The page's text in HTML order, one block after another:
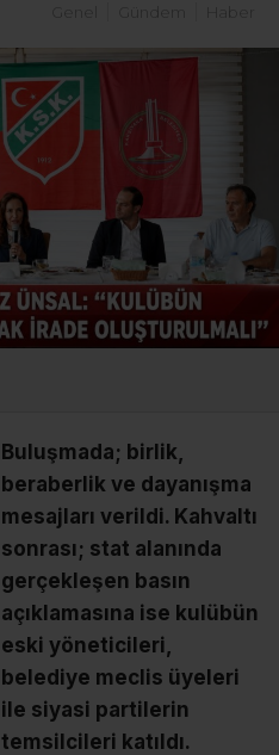
Gündem Haber
Buluşmada; birlik,
beraberlik ve dayanışma
mesajları verildi. Kahvaltı
sonrası; stat alanında
gerçekleşen basın
açıklamasına ise kulübün
eski yöneticileri,
belediye meclis üyeleri
ile siyasi partilerin
temsilcileri katıldı.